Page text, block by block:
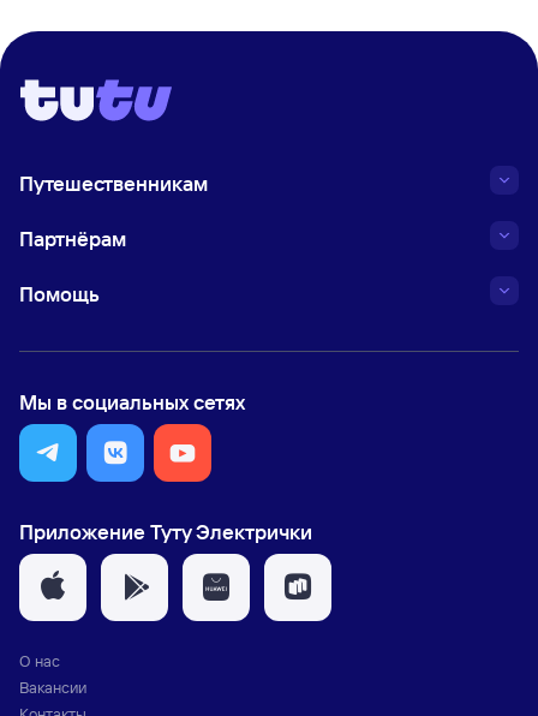
Путешественникам
Партнёрам
Помощь
Мы в социальных сетях
Приложение Туту Электрички
О нас
Вакансии